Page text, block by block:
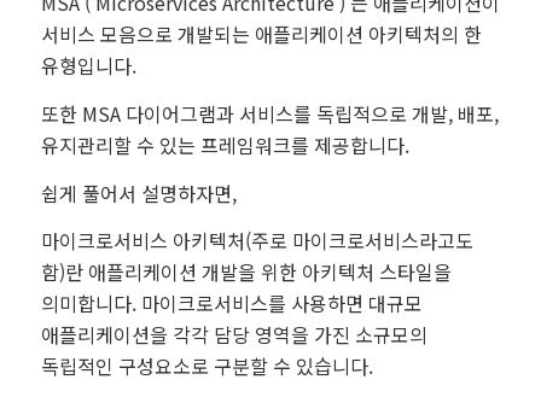
서비스 모음으로 개발되는 애플리케이션 아키텍처의 한
유형입니다.
또한 MSA 다이어그램과 서비스를 독립적으로 개발, 배포,
유지관리할 수 있는 프레임워크를 제공합니다.
쉽게 풀어서 설명하자면,
마이크로서비스 아키텍처(주로 마이크로서비스라고도
함)란 애플리케이션 개발을 위한 아키텍처 스타일을
의미합니다. 마이크로서비스를 사용하면 대규모
애플리케이션을 각각 담당 영역을 가진 소규모의
독립적인 구성요소로 구분할 수 있습니다.